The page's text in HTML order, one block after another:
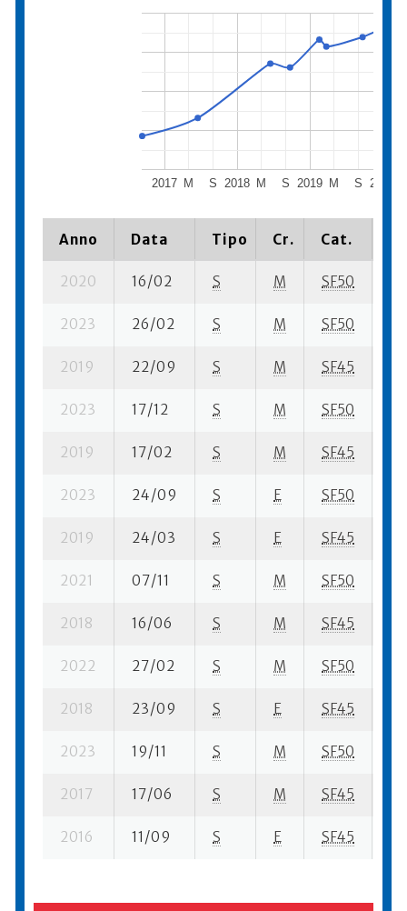
2017 2018 2019 2020
M S M S M S
Anno Data Tipo Cr. Cat.
2020 16/02 S M SF50
2023 26/02 S M SF50
2019 22/09 S M SF45
2023 17/12 S M SF50
2019 17/02 S M SF45
2023 24/09 S E SF50
2019 24/03 S E SF45
2021 07/11 S M SF50
2018 16/06 S M SF45
2022 27/02 S M SF50
2018 23/09 S E SF45
2023 19/11 S M SF50
2017 17/06 S M SF45
2016 11/09 S E SF45